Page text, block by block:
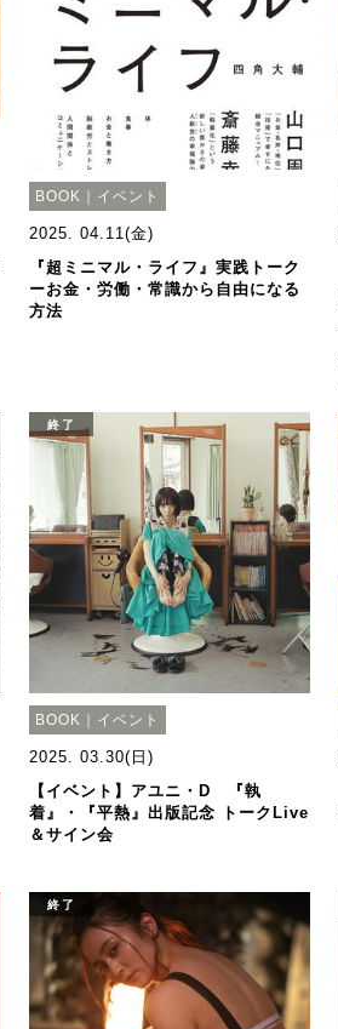
BOOK｜イベント
2025. 04.11(金)
『超ミニマル・ライフ』実践トーク
ーお金・労働・常識から自由になる
方法
終了
BOOK｜イベント
2025. 03.30(日)
【イベント】アユニ・D 『執
着』・『平熱』出版記念 トークLive
＆サイン会
終了